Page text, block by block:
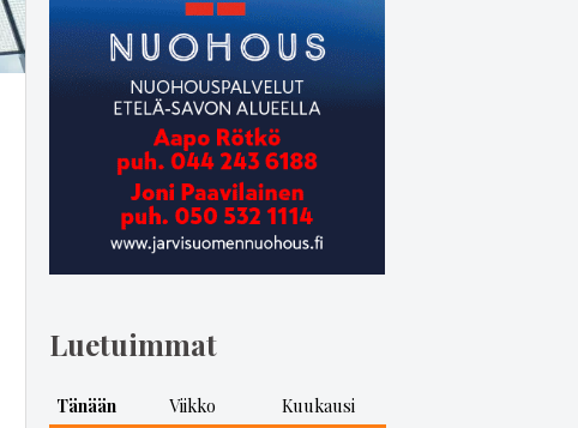
Padel-kentän pohjalle vedettiin viime viikolla asfalttipinta
Luetuimmat
Tänään Viikko Kuukausi